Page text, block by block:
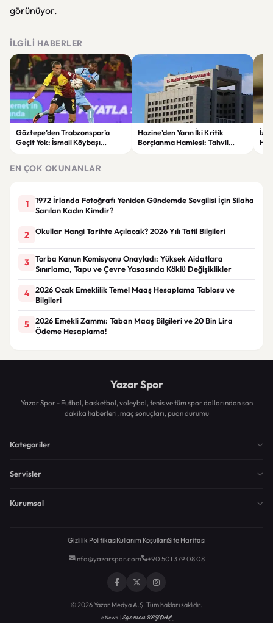
görünüyor.
İLGILI HABERLER
Göztepe’den Trabzonspor’a
Geçit Yok: İsmail Köybaşı
Hazine’den Yarın İki Kritik
Borçlanma Hamlesi: Tahvil
EN ÇOK OKUNANLAR
1
1972 İrlanda Fotoğrafı Yeniden Gündemde Sevgilisi İçin Silaha
Sarılan Kadın Kimdir?
2 Okullar Hangi Tarihte Açılacak? 2026 Yılı Tatil Bilgileri
3
Torba Kanun Komisyonu Onayladı: Yüksek Aidatlara
Sınırlama, Tapu ve Çevre Yasasında Köklü Değişiklikler
4
2026 Ocak Emeklilik Temel Maaş Hesaplama Tablosu ve
Bilgileri
5
2026 Emekli Zammı: Taban Maaş Bilgileri ve 20 Bin Lira
Ödeme Hesaplama!
Yazar Spor
Yazar Spor - Futbol, basketbol, voleybol, tenis ve tüm spor dallarından son
dakika haberleri, maç sonuçları, puan durumu
Kategoriler
Servisler
Kurumsal
Gizlilik PolitikasıKullanım KoşullarıSite Haritası
info@yazarspor.com +90 501 379 08 08
© 2026 Yazar Medya A.Ş. Tüm hakları saklıdır.
eNews |Egemen KEYDAL